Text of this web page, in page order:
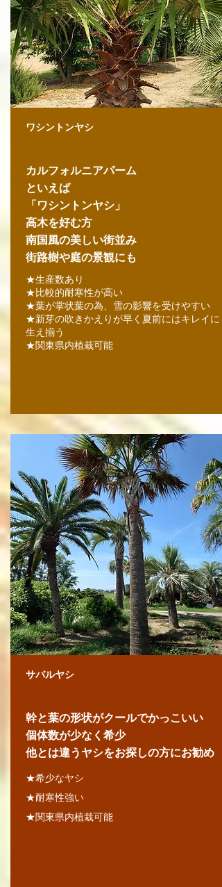
ワシントンヤシ
カルフォルニアパーム
​といえば
​「ワシントンヤシ」
高木を好む方
​南国風の美しい街並み
​街路樹や庭の景観にも
★生産数あり
★比較的耐寒性が高い
★葉が掌状葉の為、雪の影響を受けやすい
★新芽の吹きかえりが早く 夏前にはキレイに
生え揃う
★関東県内植栽可能
サバルヤシ
幹と葉の形状がクールでかっこいい
個体数が少なく希少
​他とは違うヤシをお探しの方にお勧め
★希少なヤシ
★耐寒性強い
★関東県内植栽可能